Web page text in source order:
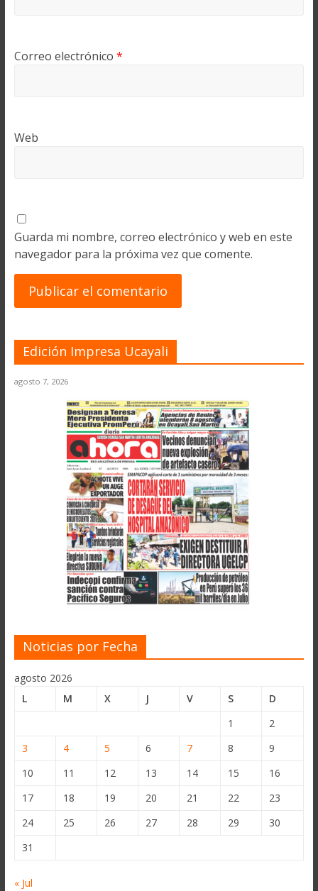
Correo electrónico *
Web
Guarda mi nombre, correo electrónico y web en este
navegador para la próxima vez que comente.
Edición Impresa Ucayali
agosto 7, 2026
Noticias por Fecha
agosto 2026
L
M X J V S
D
1
2
3
4 5 6 7 8
9
10
11 12 13 14 15
16
17
18 19 20 21 22
23
24
25 26 27 28 29
30
31
« Jul